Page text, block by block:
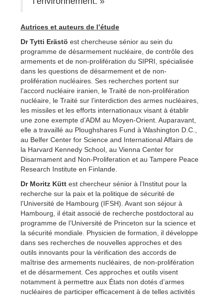
Autrices et auteurs de l’étude
Dr Tytti Erästö est chercheuse sénior au sein du
programme de désarmement nucléaire, de contrôle des
armements et de non-prolifération du SIPRI, spécialisée
dans les questions de désarmement et de non-
prolifération nucléaires. Ses recherches portent sur
l’accord nucléaire iranien, le Traité de non-prolifération
nucléaire, le Traité sur l’interdiction des armes nucléaires,
les missiles et les efforts internationaux visant à établir
une zone exempte d’ADM au Moyen-Orient. Auparavant,
elle a travaillé au Ploughshares Fund à Washington D.C.,
au Belfer Center for Science and International Affairs de
la Harvard Kennedy School, au Vienna Center for
Disarmament and Non-Proliferation et au Tampere Peace
Research Institute en Finlande.
Dr Moritz Kütt est chercheur sénior à l’Institut pour la
recherche sur la paix et la politique de sécurité de
l’Université de Hambourg (IFSH). Avant son séjour à
Hambourg, il était associé de recherche postdoctoral au
programme de l’Université de Princeton sur la science et
la sécurité mondiale. Physicien de formation, il développe
dans ses recherches de nouvelles approches et des
outils innovants pour la vérification des accords de
maîtrise des armements nucléaires, de non-prolifération
et de désarmement. Ces approches et outils visent
notamment à permettre aux États non dotés d’armes
nucléaires de participer efficacement à de telles activités